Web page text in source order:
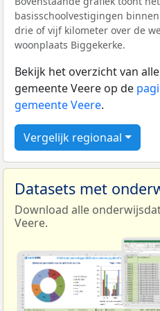
basisschoolvestigingen
drie of vijf kilometer over de
woonplaats Biggekerke.
Bekijk het overzicht van
gemeente Veere op de
gemeente Veere.
Vergelijk regionaal
Datasets met
Download alle
Veere.